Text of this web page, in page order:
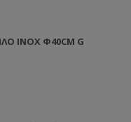
ΙΝΟΧ Φ40CM G